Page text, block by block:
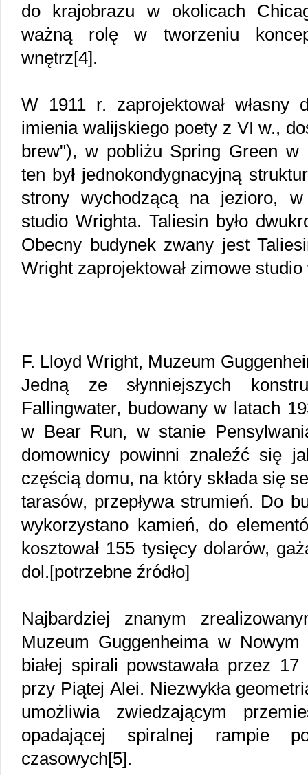
do krajobrazu w okolicach
ważną rolę w tworzeniu
wnętrz[4].
W 1911 r. zaprojektował własny
imienia walijskiego poety z VI w.,
brew"), w pobliżu Spring Green w
ten był jednokondygnacyjną
strony wychodzącą na jezioro,
studio Wrighta. Taliesin było
Obecny budynek zwany jest
Wright zaprojektował zimowe
F. Lloyd Wright, Muzeum
Jedną ze słynniejszych
Fallingwater, budowany w latach
w Bear Run, w stanie
domownicy powinni znaleźć się
częścią domu, na który składa się
tarasów, przepływa strumień. Do
wykorzystano kamień, do
kosztował 155 tysięcy dolarów,
dol.[potrzebne źródło]
Najbardziej znanym
Muzeum Guggenheima w
białej spirali powstawała przez
przy Piątej Alei. Niezwykła
umożliwia zwiedzającym
opadającej spiralnej rampie
czasowych[5].